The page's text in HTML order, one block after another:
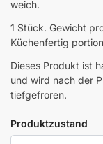
weich.
1 Stück. Gewicht
Küchenfertig
Dieses Produkt ist
und wird nach der
tiefgefroren.
Produktzustand